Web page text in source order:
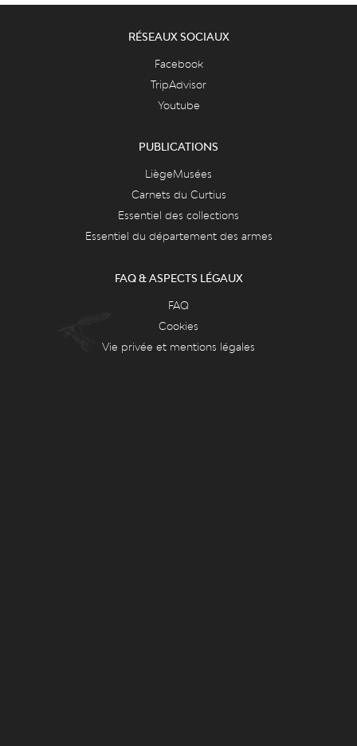
RÉSEAUX SOCIAUX
Facebook
TripAdvisor
Youtube
PUBLICATIONS
LiègeMusées
Carnets du Curtius
Essentiel des collections
Essentiel du département des armes
FAQ & ASPECTS LÉGAUX
FAQ
Cookies
Vie privée et mentions légales